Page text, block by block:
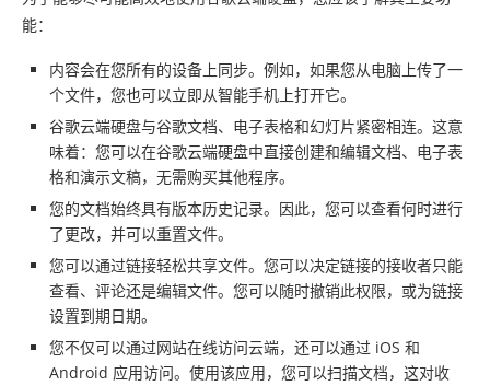
能：
内容会在您所有的设备上同步。例如，如果您从电脑上传了一
个文件，您也可以立即从智能手机上打开它。
谷歌云端硬盘与谷歌文档、电子表格和幻灯片紧密相连。这意
味着：您可以在谷歌云端硬盘中直接创建和编辑文档、电子表
格和演示文稿，无需购买其他程序。
您的文档始终具有版本历史记录。因此，您可以查看何时进行
了更改，并可以重置文件。
您可以通过链接轻松共享文件。您可以决定链接的接收者只能
查看、评论还是编辑文件。您可以随时撤销此权限，或为链接
设置到期日期。
您不仅可以通过网站在线访问云端，还可以通过 iOS 和
Android 应用访问。使用该应用，您可以扫描文档，这对收